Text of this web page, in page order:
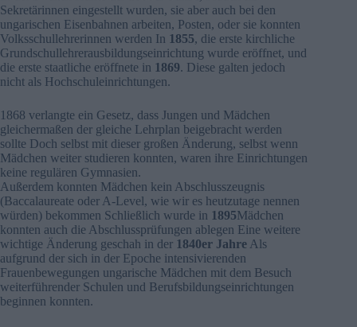
Sekretärinnen eingestellt wurden, sie aber auch bei den
ungarischen Eisenbahnen arbeiten, Posten, oder sie konnten
Volksschullehrerinnen werden In 1855, die erste kirchliche
Grundschullehrerausbildungseinrichtung wurde eröffnet, und
die erste staatliche eröffnete in 1869. Diese galten jedoch
nicht als Hochschuleinrichtungen.
1868 verlangte ein Gesetz, dass Jungen und Mädchen
gleichermaßen der gleiche Lehrplan beigebracht werden
sollte Doch selbst mit dieser großen Änderung, selbst wenn
Mädchen weiter studieren konnten, waren ihre Einrichtungen
keine regulären Gymnasien.
Außerdem konnten Mädchen kein Abschlusszeugnis
(Baccalaureate oder A-Level, wie wir es heutzutage nennen
würden) bekommen Schließlich wurde in 1895Mädchen
konnten auch die Abschlussprüfungen ablegen Eine weitere
wichtige Änderung geschah in der 1840er Jahre Als
aufgrund der sich in der Epoche intensivierenden
Frauenbewegungen ungarische Mädchen mit dem Besuch
weiterführender Schulen und Berufsbildungseinrichtungen
beginnen konnten.